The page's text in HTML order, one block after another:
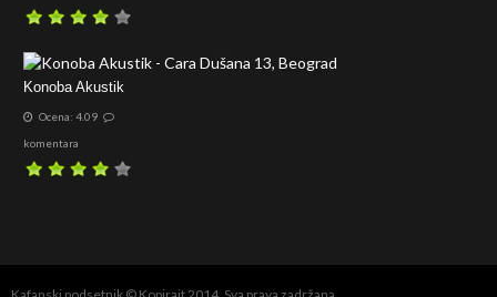
Konoba Akustik
Ocena: 4.09
komentara